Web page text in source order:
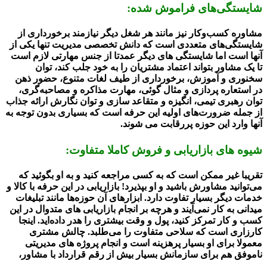
شایستگی‌های فراموش شده:
مشاوره کسب‌و‌کار نیز مانند هر شغل دیگر نیازمند برخورداری از
شایستگی‌های متعددی است که دانش تخصصی مدیریت تنها یکی از
آنها است اما شایستگی های دیگر عمدتا از جنس مهارتی لازم است
تا یک مشاور بتواند اعتماد مشتریان را به خود جلب کند، توان
سخنوری و آموزش، برخورداری از طیف لغات متنوع، حضور ذهن
در استعاره پردازی و مثال گوئی، مهارت مذاکره و مصاحبه‌گری،
توان رهبری تیمی، انگیزه و متقاعد سازی و توان نگارش ارائه جذاب
از جمله ضرورت‌های اولیه این حرفه است که بسیاری بدون توجه به
آنها وارد این حوزه پررقابت می شوند.
شیوه های بازاریابی و فروش کاملا متفاوت:
تقریبا غیر ممکن است که به کسی مراجعه کنید و به او بگوئید که
می‌توانید مشاورش باشید و او بپذیرد! بازاریابی در این حرفه با کالا و
خدمات دیگر بسیار تفاوت دارد. ابزارهای آن حوزه‌ها مانند تبلیغات
میدانی به کار نمی‌آیند و هرچه بر انجام بازاریابی های متدوال در این
کسب و کار تمرکز کنید، پول و وقت بیشتری را هدر داده‌اید. اینجا
کارزاری است که سلاحی متفاوت را می‌طلبد. چالش مشتری
معمولا برای او بسیار پرهزینه است و انجام پروژه های مدیریتی
ناموفق هم برای سازمانش بسیار بیش از رقم قرارداد با مشاور،